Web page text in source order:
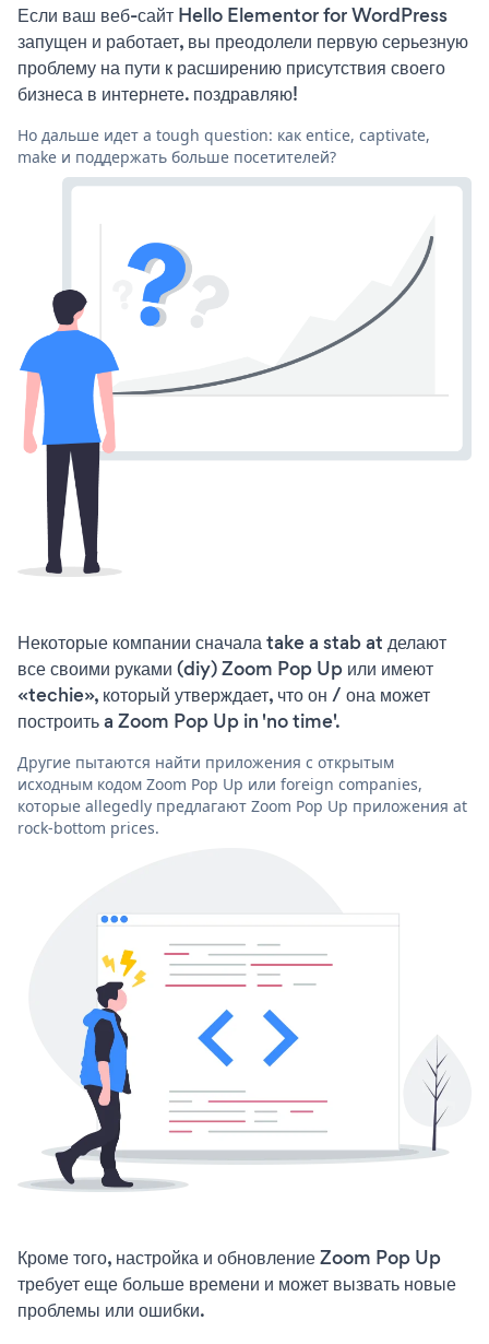
Если ваш веб-сайт Hello Elementor for WordPress
запущен и работает, вы преодолели первую серьезную
проблему на пути к расширению присутствия своего
бизнеса в интернете. поздравляю!
Но дальше идет a tough question: как entice, captivate,
make и поддержать больше посетителей?
Некоторые компании сначала take a stab at делают
все своими руками (diy) Zoom Pop Up или имеют
«techie», который утверждает, что он / она может
построить a Zoom Pop Up in 'no time'.
Другие пытаются найти приложения с открытым
исходным кодом Zoom Pop Up или foreign companies,
которые allegedly предлагают Zoom Pop Up приложения at
rock-bottom prices.
Кроме того, настройка и обновление Zoom Pop Up
требует еще больше времени и может вызвать новые
проблемы или ошибки.